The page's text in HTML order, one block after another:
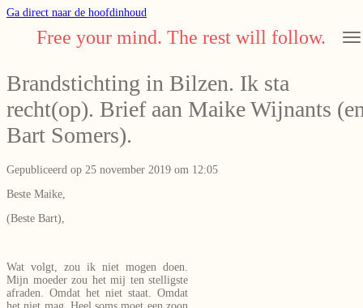
Ga direct naar de hoofdinhoud
Free your mind. The rest will follow.
Brandstichting in Bilzen. Ik sta
recht(op). Brief aan Maike Wijnants
Bart Somers).
Gepubliceerd op 25 november 2019 om 12:05
Beste Maike,
(Beste Bart),
Wat volgt, zou ik niet mogen doen.
Mijn moeder zou het mij ten stelligste
afraden. Omdat het niet staat. Omdat
het niet mag. Heel soms moet een zoon